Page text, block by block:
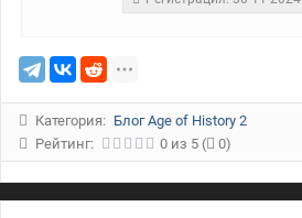
Категория: Блог Age of History 2
Рейтинг:
0 из 5 ( 0)